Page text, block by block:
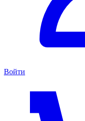
Войти